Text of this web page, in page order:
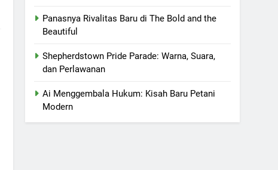
Panasnya Rivalitas Baru di The Bold and the
Beautiful
Shepherdstown Pride Parade: Warna, Suara,
dan Perlawanan
Ai Menggembala Hukum: Kisah Baru Petani
Modern